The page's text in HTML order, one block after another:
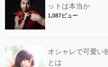
ットは本当か
1,087ビュー
オシャレで可愛い
とは